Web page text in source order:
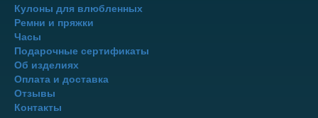
Кулоны для влюбленных
Ремни и пряжки
Часы
Подарочные сертификаты
Об изделиях
Оплата и доставка
Отзывы
Контакты